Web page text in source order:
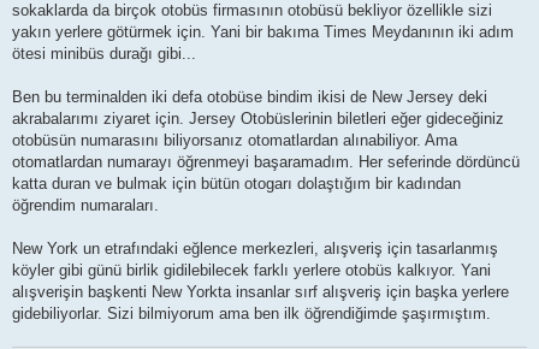
sokaklarda da birçok otobüs firmasının otobüsü bekliyor özellikle sizi
yakın yerlere götürmek için. Yani bir bakıma Times Meydanının iki adım
ötesi minibüs durağı gibi...
Ben bu terminalden iki defa otobüse bindim ikisi de New Jersey deki
akrabalarımı ziyaret için. Jersey Otobüslerinin biletleri eğer gideceğiniz
otobüsün numarasını biliyorsanız otomatlardan alınabiliyor. Ama
otomatlardan numarayı öğrenmeyi başaramadım. Her seferinde dördüncü
katta duran ve bulmak için bütün otogarı dolaştığım bir kadından
öğrendim numaraları.
New York un etrafındaki eğlence merkezleri, alışveriş için tasarlanmış
köyler gibi günü birlik gidilebilecek farklı yerlere otobüs kalkıyor. Yani
alışverişin başkenti New Yorkta insanlar sırf alışveriş için başka yerlere
gidebiliyorlar. Sizi bilmiyorum ama ben ilk öğrendiğimde şaşırmıştım.